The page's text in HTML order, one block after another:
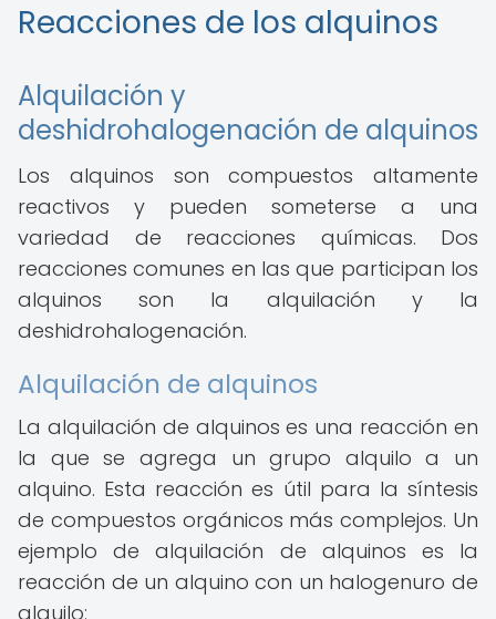
Reacciones de los alquinos
Alquilación y
deshidrohalogenación de alquinos
Los alquinos son compuestos altamente
reactivos y pueden someterse a una
variedad de reacciones químicas. Dos
reacciones comunes en las que participan los
alquinos son la alquilación y la
deshidrohalogenación.
Alquilación de alquinos
La alquilación de alquinos es una reacción en
la que se agrega un grupo alquilo a un
alquino. Esta reacción es útil para la síntesis
de compuestos orgánicos más complejos. Un
ejemplo de alquilación de alquinos es la
reacción de un alquino con un halogenuro de
alquilo: